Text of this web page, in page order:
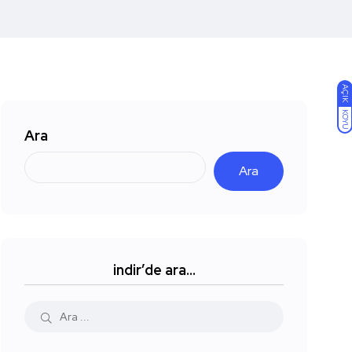
AÇIK
KOYU
Ara
Ara
indir’de ara…